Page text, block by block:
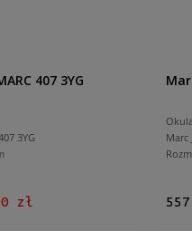
407 3YG
3YG
zł
Marc